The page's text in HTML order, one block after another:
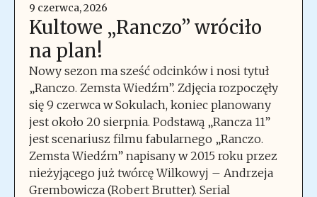
9 czerwca, 2026
Kultowe „Ranczo” wróciło
na plan!
Nowy sezon ma sześć odcinków i nosi tytuł
„Ranczo. Zemsta Wiedźm”. Zdjęcia rozpoczęły
się 9 czerwca w Sokulach, koniec planowany
jest około 20 sierpnia. Podstawą „Rancza 11”
jest scenariusz filmu fabularnego „Ranczo.
Zemsta Wiedźm” napisany w 2015 roku przez
nieżyjącego już twórcę Wilkowyj – Andrzeja
Grembowicza (Robert Brutter). Serial